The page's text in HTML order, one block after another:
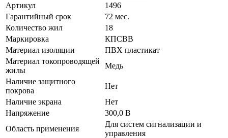
Артикул
1496
Гарантийный срок
72 мес.
Количество жил
18
Маркировка
КПСВВ
Материал изоляции
ПВХ пластикат
Материал токопроводящей
жилы
Медь
Наличие защитного
покрова
Нет
Наличие экрана
Нет
Напряжение
300,0 В
Область применения
Для систем сигнализации и
управления